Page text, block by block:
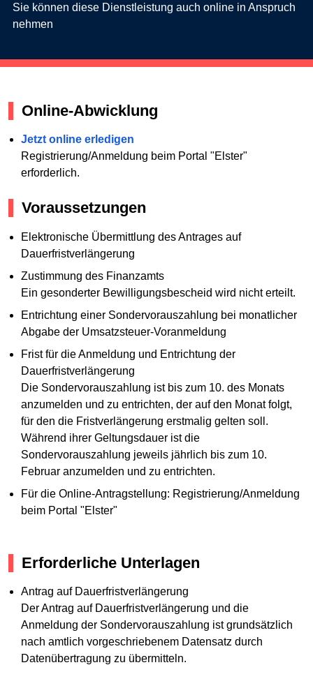
Sie können diese Dienstleistung auch online in Anspruch
nehmen
Online-Abwicklung
Jetzt online erledigen
Registrierung/Anmeldung beim Portal "Elster"
erforderlich.
Voraussetzungen
Elektronische Übermittlung des Antrages auf
Dauerfristverlängerung
Zustimmung des Finanzamts
Ein gesonderter Bewilligungsbescheid wird nicht erteilt.
Entrichtung einer Sondervorauszahlung bei monatlicher
Abgabe der Umsatzsteuer-Voranmeldung
Frist für die Anmeldung und Entrichtung der
Dauerfristverlängerung
Die Sondervorauszahlung ist bis zum 10. des Monats
anzumelden und zu entrichten, der auf den Monat folgt,
für den die Fristverlängerung erstmalig gelten soll.
Während ihrer Geltungsdauer ist die
Sondervorauszahlung jeweils jährlich bis zum 10.
Februar anzumelden und zu entrichten.
Für die Online-Antragstellung: Registrierung/Anmeldung
beim Portal "Elster"
Erforderliche Unterlagen
Antrag auf Dauerfristverlängerung
Der Antrag auf Dauerfristverlängerung und die
Anmeldung der Sondervorauszahlung ist grundsätzlich
nach amtlich vorgeschriebenem Datensatz durch
Datenübertragung zu übermitteln.